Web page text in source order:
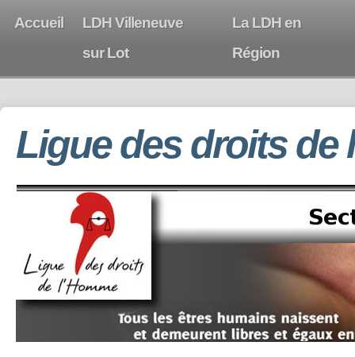
Accueil
LDH Villeneuve
sur Lot
La LDH en
Région
Ligue des droits de